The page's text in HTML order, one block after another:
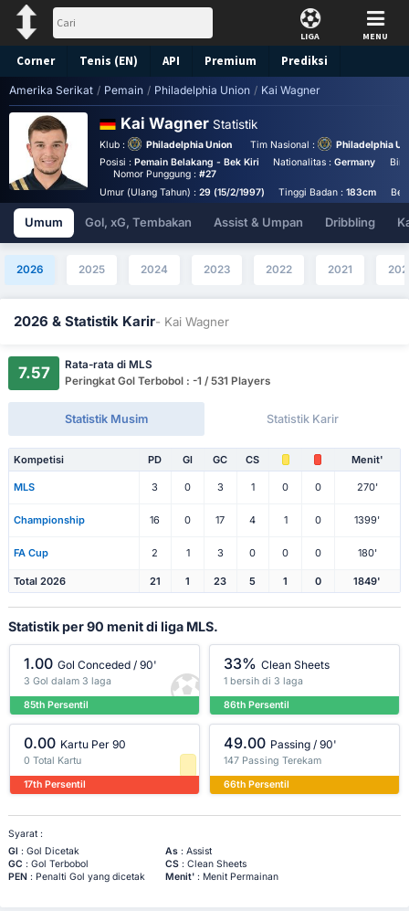
LIGA MENU
Corner Tenis (EN) API Premium Prediksi
Amerika Serikat / Pemain / Philadelphia Union / Kai Wagner
Kai Wagner Statistik
Klub : Philadelphia Union Tim Nasional :
Philadelphia
Posisi : Pemain Belakang - Bek Kiri Nationalitas :Germany
Nomor Punggung :#27
Umur (Ulang Tahun) : 29 (15/2/1997) Tinggi Badan :183cm
Umum Gol, xG, Tembakan Assist & Umpan Dribbling
2026 2025 2024 2023 2022 2021
2026 & Statistik Karir- Kai Wagner
7.57
Rata-rata di MLS
Peringkat Gol Terbobol : -1 / 531 Players
Statistik Musim Statistik Karir
Kompetisi PD Gl GC CS Menit'
MLS 3 0 3 1 0 0 270'
Championship 16 0 17 4 1 0 1399'
FA Cup 2 1 3 0 0 0 180'
Total 2026 21 1 23 5 1 0 1849'
Statistik per 90 menit di liga MLS.
1.00 Gol Conceded / 90'
3 Gol dalam 3 laga
85th Persentil
33% Clean Sheets
1 bersih di 3 laga
86th Persentil
0.00 Kartu Per 90
0 Total Kartu
17th Persentil
49.00 Passing / 90'
147 Passing Terekam
66th Persentil
Syarat :
Gl : Gol Dicetak As: Assist
GC : Gol Terbobol CS: Clean Sheets
PEN: Penalti Gol yang dicetak Menit': Menit Permainan